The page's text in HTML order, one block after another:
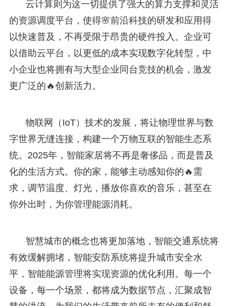
云计算则为这一切提供了强大的算力支撑和灵活
的资源调度平台，使得🌸前沿科技的研发和应用得
以快速普及，不再受限于昂贵的硬件投入。企业可
以借助云平台，以更低的成本实现数字化转型，中
小企业也将拥有与大型企业同台竞技的机会，激发
更广泛的🔥创新活力。
物联网（IoT）技术的发展，将让物理世界与数
字世界无缝连接，构建一个万物互联的智能生态系
统。2025年，智能家居将不再是奢侈品，而是普及
化的生活方式。你的家，能够主动感知你的🔥需
求，调节温度、灯光，播放你喜欢的音乐，甚至在
你外出时，为你管理能源消耗。
智慧城市的概念也将更加落地，智能交通系统将
有效缓解拥堵，智能安防系统将提升城市安全水
平，智能能源管理将实现资源的优化利用。每一个
设备，每一个场景，都将成为数据节点，汇聚成智